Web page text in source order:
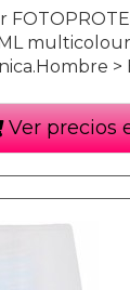
>
Ver precios